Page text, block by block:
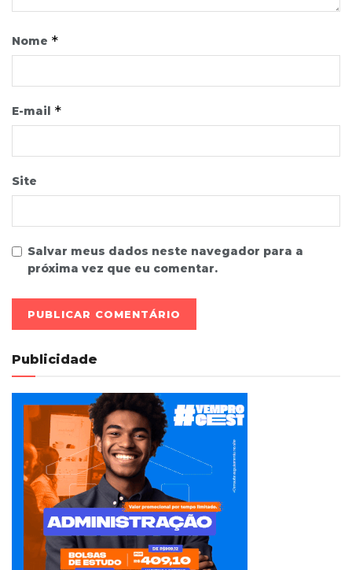
Nome *
E-mail *
Site
Salvar meus dados neste navegador para a
próxima vez que eu comentar.
Publicidade